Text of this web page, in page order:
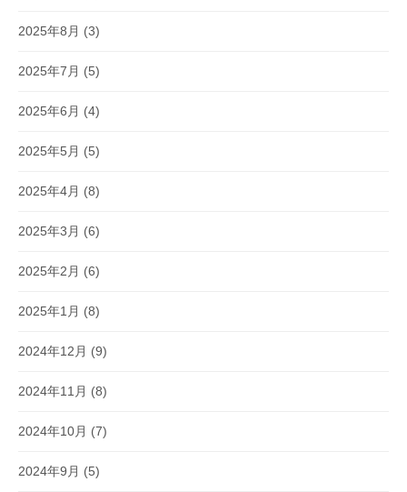
2025年8月 (3)
2025年7月 (5)
2025年6月 (4)
2025年5月 (5)
2025年4月 (8)
2025年3月 (6)
2025年2月 (6)
2025年1月 (8)
2024年12月 (9)
2024年11月 (8)
2024年10月 (7)
2024年9月 (5)